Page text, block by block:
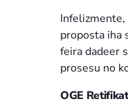
proposta iha
feira dadeer
prosesu no
OGE